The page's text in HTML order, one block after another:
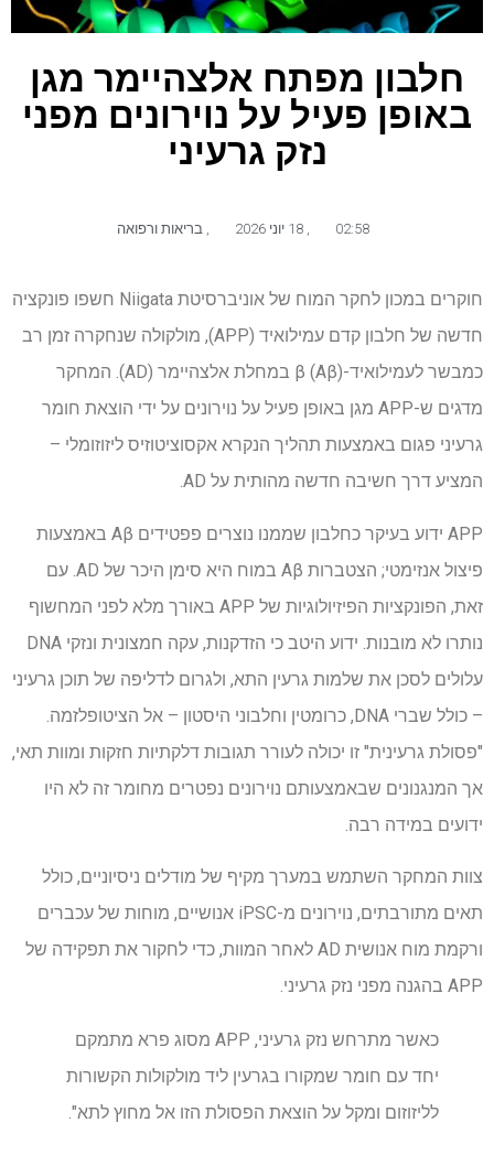
חלבון מפתח אלצהיימר מגן
באופן פעיל על נוירונים מפני
נזק גרעיני
02:58 18 יוני 2026 בריאות ורפואה
חוקרים במכון לחקר המוח של אוניברסיטת Niigata חשפו פונקציה
חדשה של חלבון קדם עמילואיד (APP), מולקולה שנחקרה זמן רב
כמבשר לעמילואיד-β (Aβ) במחלת אלצהיימר (AD). המחקר
מדגים ש-APP מגן באופן פעיל על נוירונים על ידי הוצאת חומר
גרעיני פגום באמצעות תהליך הנקרא אקסוציטוזיס ליזוזומלי –
המציע דרך חשיבה חדשה מהותית על AD.
APP ידוע בעיקר כחלבון שממנו נוצרים פפטידים Aβ באמצעות
פיצול אנזימטי; הצטברות Aβ במוח היא סימן היכר של AD. עם
זאת, הפונקציות הפיזיולוגיות של APP באורך מלא לפני המחשוף
נותרו לא מובנות. ידוע היטב כי הזדקנות, עקה חמצונית ונזקי DNA
עלולים לסכן את שלמות גרעין התא, ולגרום לדליפה של תוכן גרעיני
– כולל שברי DNA, כרומטין וחלבוני היסטון – אל הציטופלזמה.
"פסולת גרעינית" זו יכולה לעורר תגובות דלקתיות חזקות ומוות תאי,
אך המנגנונים שבאמצעותם נוירונים נפטרים מחומר זה לא היו
ידועים במידה רבה.
צוות המחקר השתמש במערך מקיף של מודלים ניסיוניים, כולל
תאים מתורבתים, נוירונים מ-iPSC אנושיים, מוחות של עכברים
ורקמת מוח אנושית AD לאחר המוות, כדי לחקור את תפקידה של
APP בהגנה מפני נזק גרעיני.
כאשר מתרחש נזק גרעיני, APP מסוג פרא מתמקם
יחד עם חומר שמקורו בגרעין ליד מולקולות הקשורות
לליזוזום ומקל על הוצאת הפסולת הזו אל מחוץ לתא".